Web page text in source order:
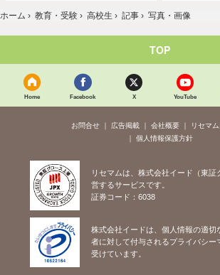
ホーム › 教育・受験 › 高校生 › 記事 › 写真・画像
TOP
Home Facebook X YouTube
お問合せ 広告掲載 会社概要
リセマ
個人情報保護方針
リセマムは、株式会社イード（東証
営するサービスです。
証券コード：6038
株式会社イードは、個人情報の適切
者に対して付与されるプライバシー
受けています。